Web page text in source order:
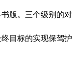
版。三个级别的对
目标的实现保驾护